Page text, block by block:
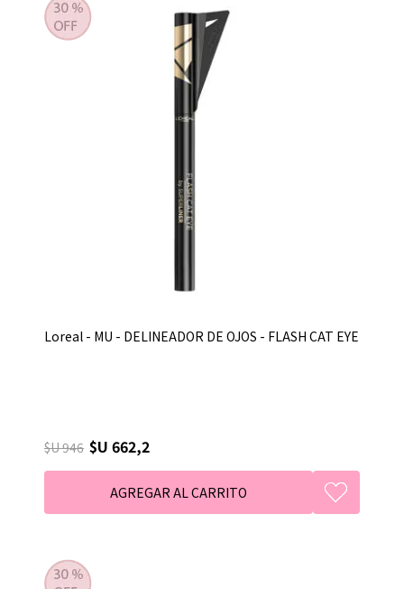
Loreal - MU - DELINEADOR DE OJOS - FLASH CAT EYE
$U 946 $U 662,2